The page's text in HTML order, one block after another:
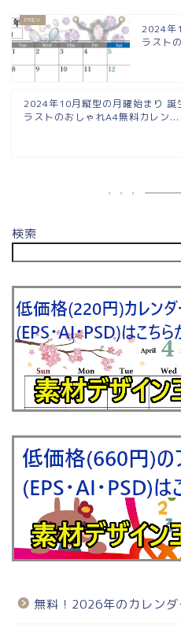
2024年
ラスト
2024年10月縦型の月曜始まり 誕
ラストのおしゃれA4無料カレン...
検索
無料！2026年のカレンダ